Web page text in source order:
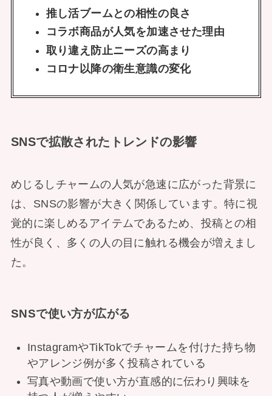
推し活ブームとの相性の良さ
コラボ商品が人気を加速させた理由
取り違え防止ニーズの高まり
コロナ以降の衛生意識の変化
SNSで拡散されたトレンドの影響
めじるしチャームの人気が急速に広がった背景に
は、SNSの影響が大きく関係しています。特に視
覚的に楽しめるアイテムであるため、投稿との相
性が良く、多くの人の目に触れる機会が増えまし
た。
SNSで使い方が広がる
InstagramやTikTokでチャームを付けた持ち物
やアレンジ例が多く投稿されている
写真や動画で使い方が直感的に伝わり興味を